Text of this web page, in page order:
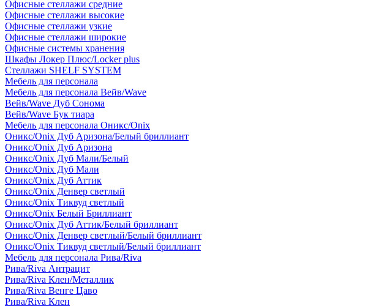
Офисные стеллажи средние
Офисные стеллажи высокие
Офисные стеллажи узкие
Офисные стеллажи широкие
Офисные системы хранения
Шкафы Локер Плюс/Locker plus
Стеллажи SHELF SYSTEM
Мебель для персонала
Мебель для персонала Вейв/Wave
Вейв/Wave Дуб Сонома
Вейв/Wave Бук тиара
Мебель для персонала Оникс/Onix
Оникс/Onix Дуб Аризона/Белый бриллиант
Оникс/Onix Дуб Аризона
Оникс/Onix Дуб Мали/Белый
Оникс/Onix Дуб Мали
Оникс/Onix Дуб Аттик
Оникс/Onix Денвер светлый
Оникс/Onix Тиквуд светлый
Оникс/Onix Белый Бриллиант
Оникс/Onix Дуб Аттик/Белый бриллиант
Оникс/Onix Денвер светлый/Белый бриллиант
Оникс/Onix Тиквуд светлый/Белый бриллиант
Мебель для персонала Рива/Riva
Рива/Riva Антрацит
Рива/Riva Клен/Металлик
Рива/Riva Венге Цаво
Рива/Riva Клен